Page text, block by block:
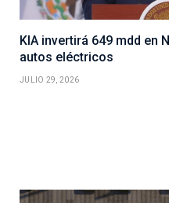
KIA invertirá 649 mdd en
autos eléctricos
JULIO 29, 2026